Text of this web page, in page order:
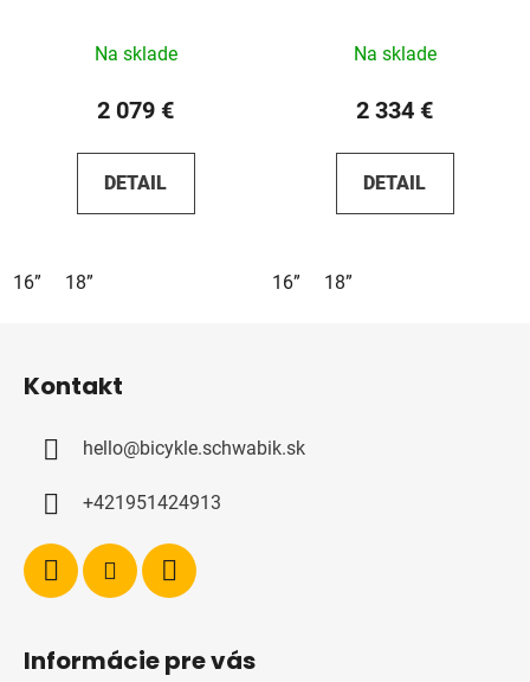
Na sklade
2 079 €
DETAIL
16” 18”
Na sklade
2 334 €
DETAIL
16” 18”
Kontakt
hello@bicykle.schwabik.sk
+421951424913
Informácie pre vás